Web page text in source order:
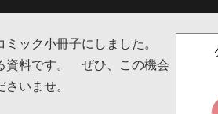
ミック小冊子にしました。
資料です。 ぜひ、この機会
いませ。